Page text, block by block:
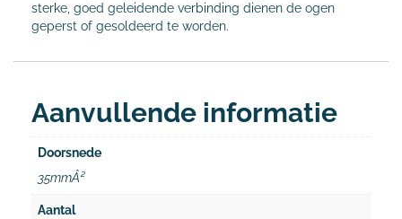
sterke, goed geleidende verbinding dienen de ogen
geperst of gesoldeerd te worden.
Aanvullende informatie
Doorsnede
35mmÂ²
Aantal